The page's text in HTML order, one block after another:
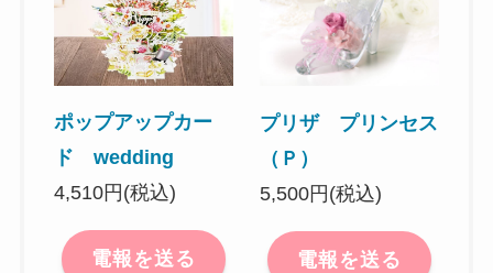
ポップアップカー
ド wedding
4,510円(税込)
電報を送る
プリザ プリンセス
（Ｐ）
5,500円(税込)
電報を送る